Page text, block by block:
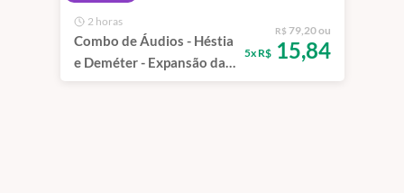
2 horas
Combo de Áudios - Héstia
e Deméter - Expansão da
Consciência Arquetípica
R$ 79,20 ou
5x R$15,84